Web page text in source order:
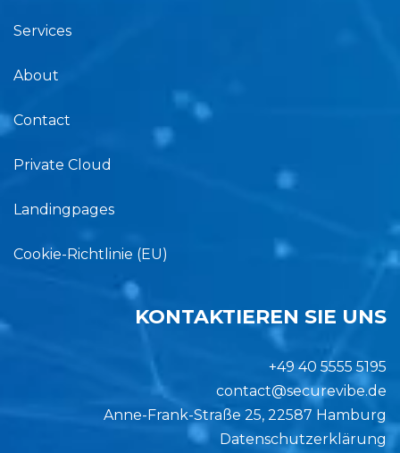
Services
About
Contact
Private Cloud
Landingpages
Cookie-Richtlinie (EU)
KONTAKTIEREN SIE UNS
+49 40 5555 5195
contact@securevibe.de
Anne-Frank-Straße 25, 22587 Hamburg
Datenschutzerklärung